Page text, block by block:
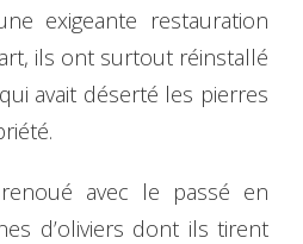
exigeante restauration
ils ont surtout réinstallé
avait déserté les pierres
avec le passé en
d’oliviers dont ils tirent